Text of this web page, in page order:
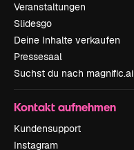
Veranstaltungen
Slidesgo
Deine Inhalte verkaufen
Pressesaal
Suchst du nach magnific.ai
Kontakt aufnehmen
Kundensupport
Instagram